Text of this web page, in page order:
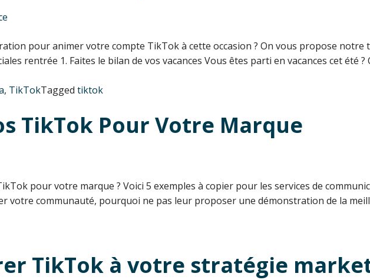
pour animer votre compte TikTok à cette occasion ? On vous propose
rentrée 1. Faites le bilan de vos vacances Vous êtes parti en vacances cet été ?
, TikTokTagged tiktok
TikTok Pour Votre Marque
pour votre marque ? Voici 5 exemples à copier pour les services de
votre communauté, pourquoi ne pas leur proposer une démonstration de la
TikTok à votre stratégie